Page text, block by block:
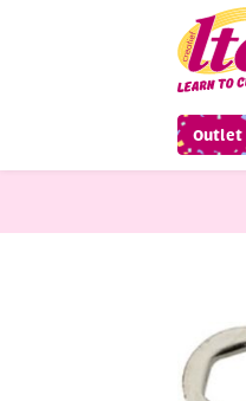
Outlet